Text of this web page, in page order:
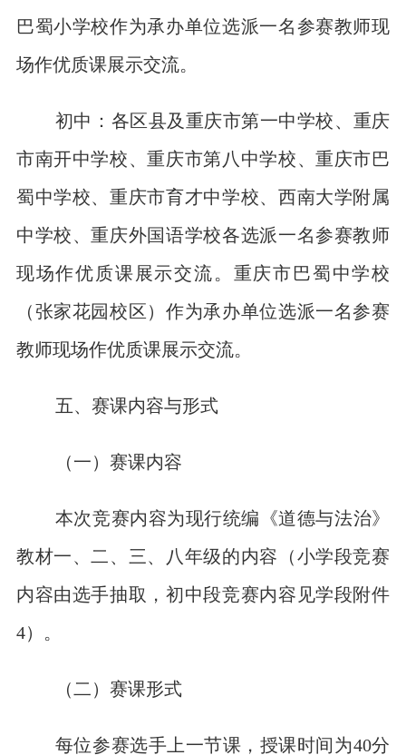
巴蜀小学校作为承办单位选派一名参赛教师现
场作优质课展示交流。
初中：各区县及重庆市第一中学校、重庆
市南开中学校、重庆市第八中学校、重庆市巴
蜀中学校、重庆市育才中学校、西南大学附属
中学校、重庆外国语学校各选派一名参赛教师
现场作优质课展示交流。重庆市巴蜀中学校
（张家花园校区）作为承办单位选派一名参赛
教师现场作优质课展示交流。
五、赛课内容与形式
（一）赛课内容
本次竞赛内容为现行统编《道德与法治》
教材一、二、三、八年级的内容（小学段竞赛
内容由选手抽取，初中段竞赛内容见学段附件
4）。
（二）赛课形式
每位参赛选手上一节课，授课时间为40分